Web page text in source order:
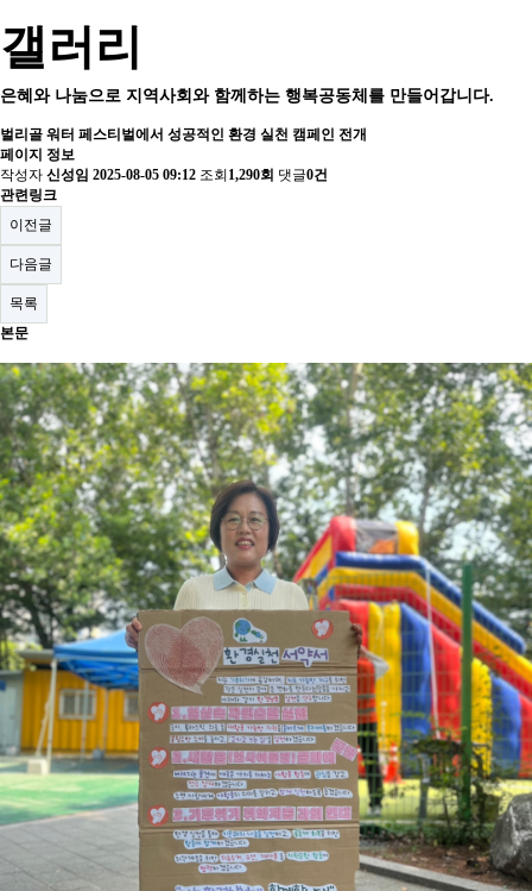
갤러리
은혜와 나눔으로 지역사회와 함께하는 행복공동체를 만들어갑니다.
벌리골 워터 페스티벌에서 성공적인 환경 실천 캠페인 전개
페이지 정보
작성자 신성임 2025-08-05 09:12 조회 1,290회 댓글0건
관련링크
이전글
다음글
목록
본문